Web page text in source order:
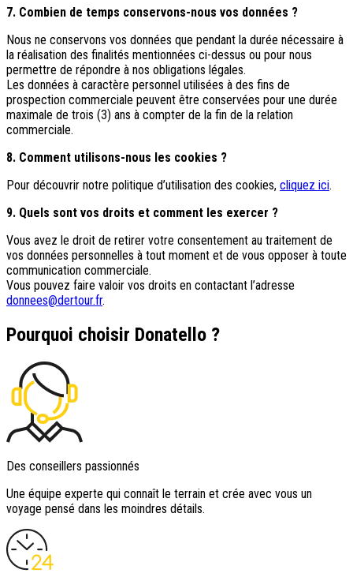
7. Combien de temps conservons-nous vos données ?
Nous ne conservons vos données que pendant la durée nécessaire à
la réalisation des finalités mentionnées ci-dessus ou pour nous
permettre de répondre à nos obligations légales.
Les données à caractère personnel utilisées à des fins de
prospection commerciale peuvent être conservées pour une durée
maximale de trois (3) ans à compter de la fin de la relation
commerciale.
8. Comment utilisons-nous les cookies ?
Pour découvrir notre politique d’utilisation des cookies, cliquez ici.
9. Quels sont vos droits et comment les exercer ?
Vous avez le droit de retirer votre consentement au traitement de
vos données personnelles à tout moment et de vous opposer à toute
communication commerciale.
Vous pouvez faire valoir vos droits en contactant l’adresse
donnees@dertour.fr.
Pourquoi choisir Donatello ?
Des conseillers passionnés
Une équipe experte qui connaît le terrain et crée avec vous un
voyage pensé dans les moindres détails.